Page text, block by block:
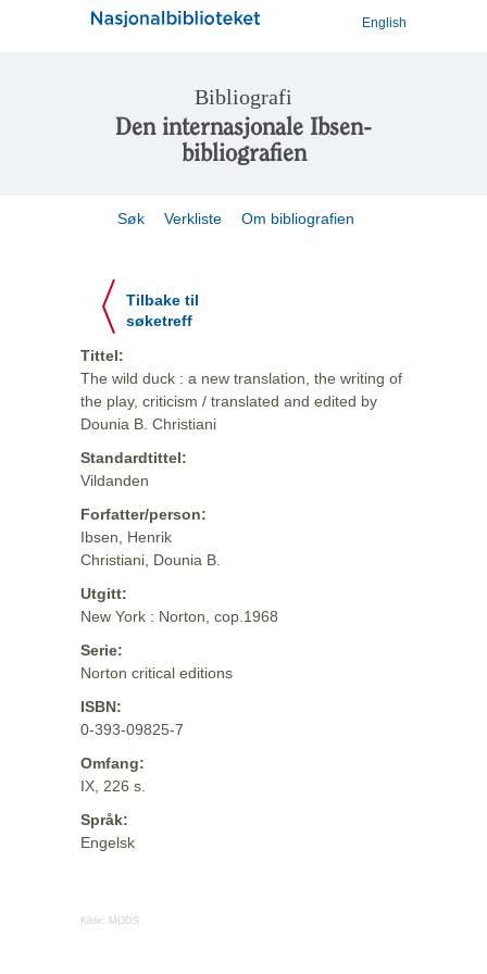
English
Bibliografi
Den internasjonale Ibsen-
bibliografien
Søk Verkliste Om bibliografien
Tilbake til
søketreff
Tittel:
The wild duck : a new translation, the writing of
the play, criticism / translated and edited by
Dounia B. Christiani
Standardtittel:
Vildanden
Forfatter/person:
Ibsen, Henrik
Christiani, Dounia B.
Utgitt:
New York : Norton, cop.1968
Serie:
Norton critical editions
ISBN:
0-393-09825-7
Omfang:
IX, 226 s.
Språk:
Engelsk
Kilde: MODS